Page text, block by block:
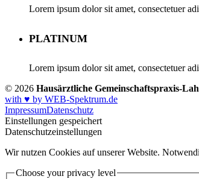
Lorem ipsum dolor sit amet, consectetuer
PLATINUM
Lorem ipsum dolor sit amet, consectetuer
© 2026 Hausärztliche Gemeinschaftspraxis-
with ♥ by WEB-Spektrum.de
ImpressumDatenschutz
Einstellungen gespeichert
Datenschutzeinstellungen
Wir nutzen Cookies auf unserer Website.
Choose your privacy level